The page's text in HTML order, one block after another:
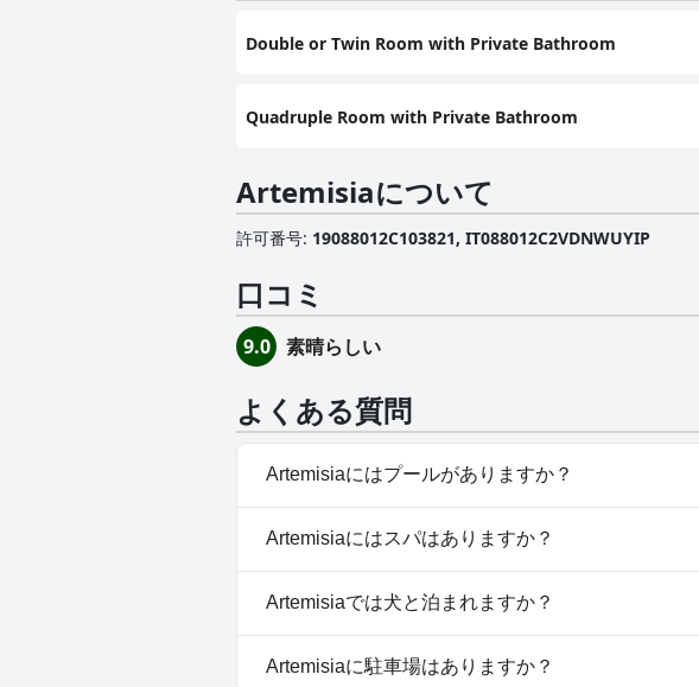
Double or Twin Room with Private Bathroom
Quadruple Room with Private Bathroom
Artemisiaについて
許可番号: 19088012C103821, IT088012C2VDNWUYIP
口コミ
9.0 素晴らしい
よくある質問
Artemisiaにはプールがありますか？
いいえ、Artemisiaにはプールがありません。
Artemisiaにはスパはありますか？
いいえ、Artemisiaではスパはご利用いただけません
Artemisiaでは犬と泊まれますか？
はい、Artemisiaは犬を歓迎します。
Artemisiaに駐車場はありますか？